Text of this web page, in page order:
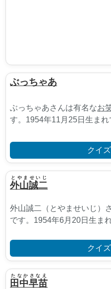
ぶっちゃあ
ぶっちゃあさんは有名なお
す。1954年11月25日生まれ
クイ
外山誠二
とやませいじ
外山誠二（とやませいじ）
です。1954年6月20日生まれ
クイ
田中早苗
たなかさなえ